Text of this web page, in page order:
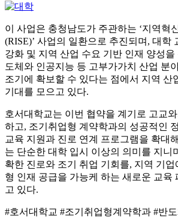
이 사업은 충청남도가 주관하는 ‘지역혁
(RISE)’ 사업의 일환으로 추진되며, 대학
강화 및 지역 산업 수요 기반 인재 양성
도체와 인공지능 등 고부가가치 산업 분
조기에 확보할 수 있다는 점에서 지역 산
기대를 모으고 있다.
호서대학교는 이번 협약을 계기로 고교
하고, 조기취업형 계약학과의 성공적인
교육 지원과 진로 연계 프로그램을 확대
는 단순한 대학 입시 이상의 의미를 지니
확한 진로와 조기 취업 기회를, 지역 기
형 인재 공급을 가능케 하는 새로운 교육
고 있다.
#호서대학교 #조기취업형계약학과 #반